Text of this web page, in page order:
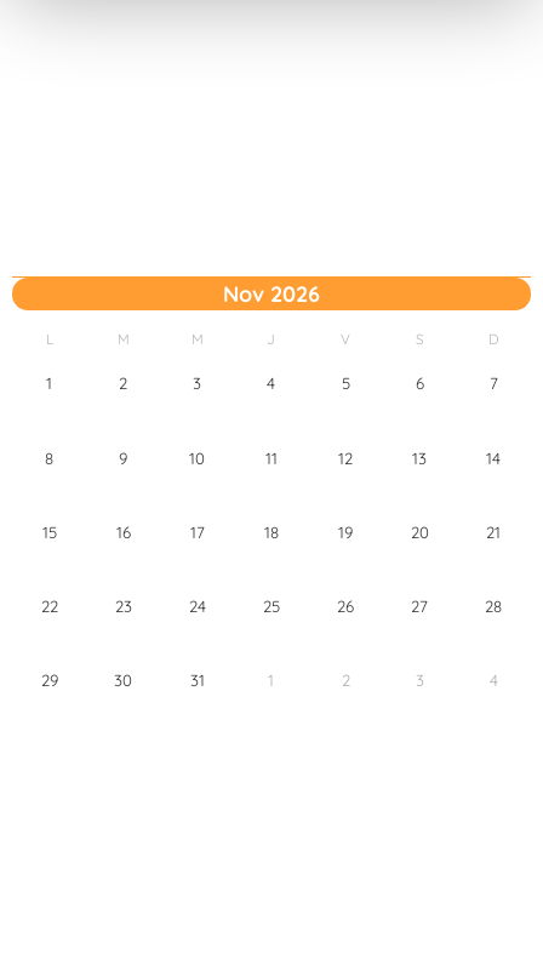
Nov 2026
L M M J V S D
1 2 3 4 5 6 7
8 9 10 11 12 13 14
15 16 17 18 19 20 21
22 23 24 25 26 27 28
29 30 31 1 2 3 4